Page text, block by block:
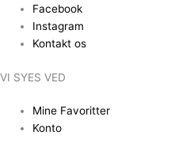
indholdet
Facebook
Instagram
Kontakt os
VI SYES VED
Mine Favoritter
Konto